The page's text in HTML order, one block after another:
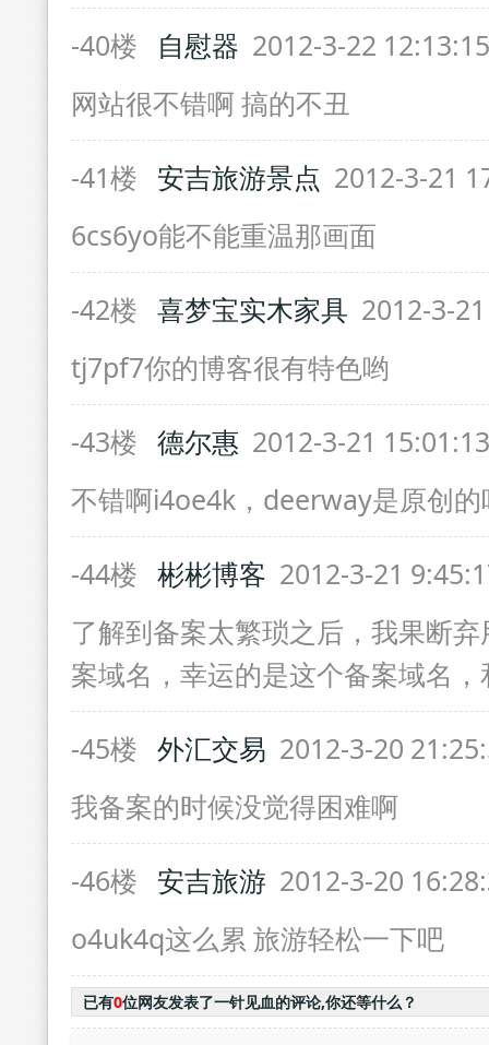
-40楼
自慰器 2012-3-22
网站很不错啊 搞的不丑
-41楼 安吉旅游景点 2012-3-21
6cs6yo能不能重温那画面
-42楼 喜梦宝实木家具 2012-3-
tj7pf7你的博客很有特色哟
-43楼 德尔惠 2012-3-21
不错啊i4oe4k，deerway是原创的
-44楼 彬彬博客 2012-3-21
了解到备案太繁琐之后，我果断
案域名，幸运的是这个备案域名
-45楼 外汇交易 2012-3-20
我备案的时候没觉得困难啊
-46楼 安吉旅游 2012-3-20
o4uk4q这么累 旅游轻松一下吧
已有0位网友发表了一针见血的评论,你还等什么？